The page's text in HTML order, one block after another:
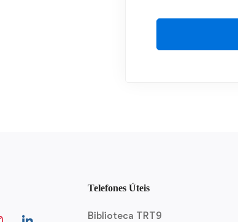
Telefones Úteis
Biblioteca TRT9